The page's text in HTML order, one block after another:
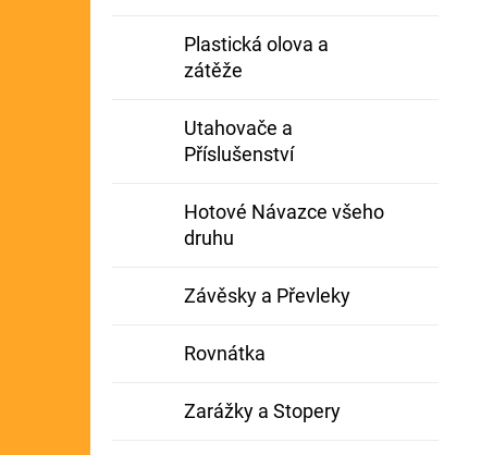
Plastická olova a
zátěže
Utahovače a
Příslušenství
Hotové Návazce všeho
druhu
Závěsky a Převleky
Rovnátka
Zarážky a Stopery